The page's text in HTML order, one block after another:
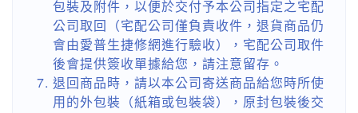
包裝及附件，以便於交付予本公司指定之宅配
公司取回（宅配公司僅負責收件，退貨商品仍
會由愛普生捷修網進行驗收），宅配公司取件
後會提供簽收單據給您，請注意留存。
退回商品時，請以本公司寄送商品給您時所使
用的外包裝（紙箱或包裝袋），原封包裝後交